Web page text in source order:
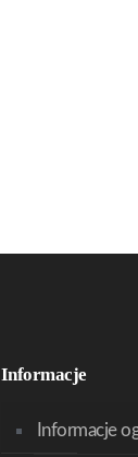
Informacje
Informacje